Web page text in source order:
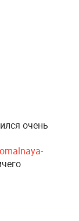
очень